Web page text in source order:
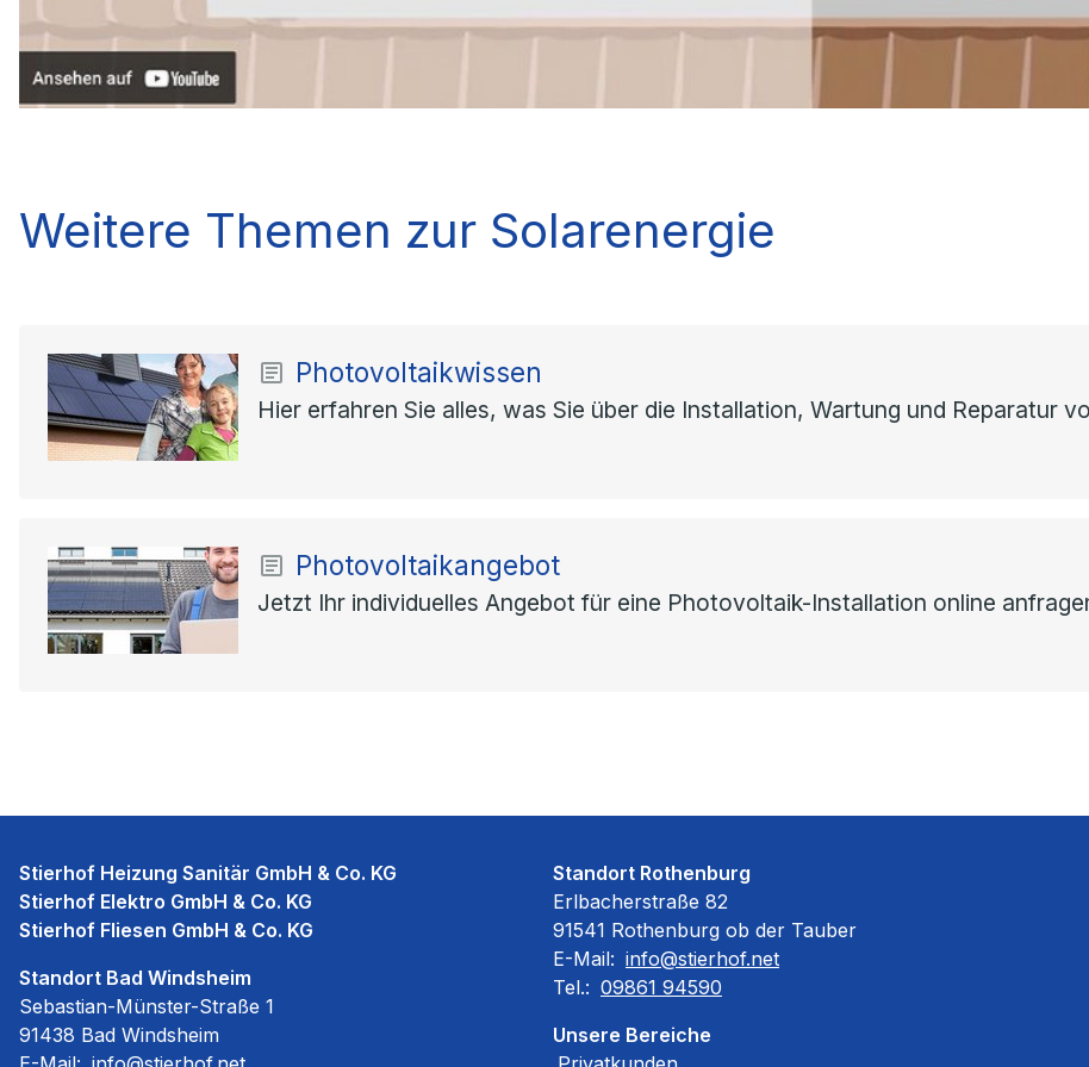
Weitere Themen zur Solarenergie
Photovoltaikwissen
Hier erfahren Sie alles, was Sie über die Installation, Wartung und Reparatur
Photovoltaikangebot
Jetzt Ihr individuelles Angebot für eine Photovoltaik-Installation online
Stierhof Heizung Sanitär GmbH & Co. KG
Stierhof Elektro GmbH & Co. KG
Stierhof Fliesen GmbH & Co. KG
Standort Bad Windsheim
Sebastian-Münster-Straße 1
91438 Bad Windsheim
Standort Rothenburg
Erlbacherstraße 82
91541 Rothenburg ob der Tauber
E-Mail: info@stierhof.net
Tel.: 09861 94590
Unsere Bereiche